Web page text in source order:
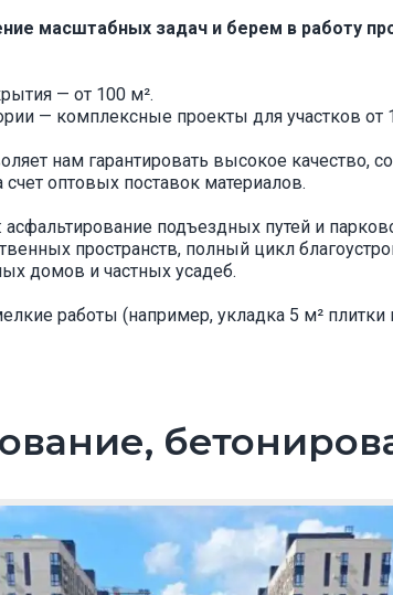
масштабных задач и берем в работу
— от 100 м².
— комплексные проекты для участков от
нам гарантировать высокое качество,
оптовых поставок материалов.
подъездных путей и
пространств, полный цикл
домов и частных усадеб.
работы (например, укладка 5 м² плитки